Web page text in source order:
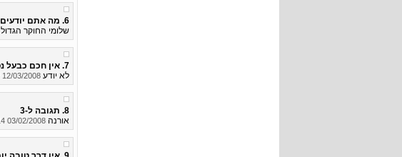
6. מה אתם יודעים על גלאי שקר?
שלומי החוקר הגדול
7. אין חכם כבעל נסיון?
לא יודע 12/03/2008 00:22
8. תגובה ל-3
אורנה 03/02/2008 01:14